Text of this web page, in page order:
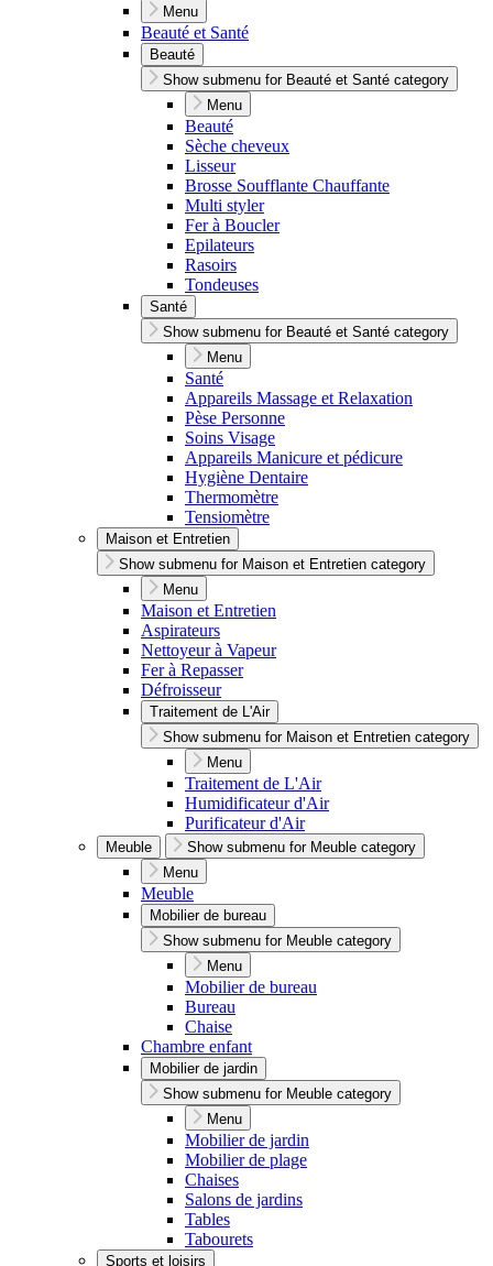
Menu
Beauté et Santé
Beauté
Show submenu for Beauté et Santé category
Menu
Beauté
Sèche cheveux
Lisseur
Brosse Soufflante Chauffante
Multi styler
Fer à Boucler
Epilateurs
Rasoirs
Tondeuses
Santé
Show submenu for Beauté et Santé category
Menu
Santé
Appareils Massage et Relaxation
Pèse Personne
Soins Visage
Appareils Manicure et pédicure
Hygiène Dentaire
Thermomètre
Tensiomètre
Maison et Entretien
Show submenu for Maison et Entretien category
Menu
Maison et Entretien
Aspirateurs
Nettoyeur à Vapeur
Fer à Repasser
Défroisseur
Traitement de L'Air
Show submenu for Maison et Entretien category
Menu
Traitement de L'Air
Humidificateur d'Air
Purificateur d'Air
Meuble
Show submenu for Meuble category
Menu
Meuble
Mobilier de bureau
Show submenu for Meuble category
Menu
Mobilier de bureau
Bureau
Chaise
Chambre enfant
Mobilier de jardin
Show submenu for Meuble category
Menu
Mobilier de jardin
Mobilier de plage
Chaises
Salons de jardins
Tables
Tabourets
Sports et loisirs